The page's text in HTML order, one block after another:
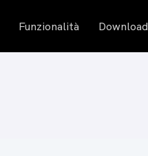
Funzionalità Download